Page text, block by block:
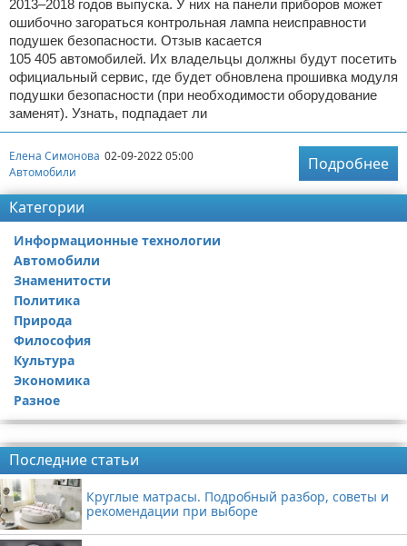
2013–2018 годов выпуска. У них на панели приборов может
ошибочно загораться контрольная лампа неисправности
подушек безопасности. Отзыв касается
105 405 автомобилей. Их владельцы должны будут посетить
официальный сервис, где будет обновлена прошивка модуля
подушки безопасности (при необходимости оборудование
заменят). Узнать, подпадает ли
Елена Симонова 02-09-2022 05:00
Автомобили
Подробнее
Категории
Информационные технологии
Автомобили
Знаменитости
Политика
Природа
Философия
Культура
Экономика
Разное
Последние статьи
Круглые матрасы. Подробный разбор, советы и
рекомендации при выборе